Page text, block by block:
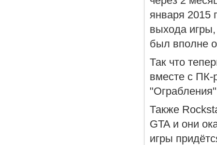
января 2015
выхода игры,
был вполне
Так что
вместе с ПК-
Также
GTA и они
игры